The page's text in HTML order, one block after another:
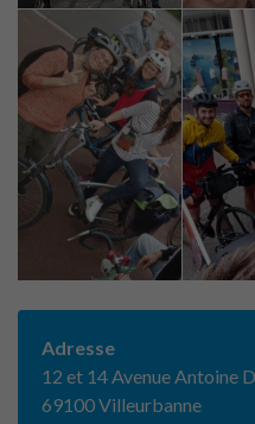
Adresse
12 et 14 Avenue Antoine
69100 Villeurbanne